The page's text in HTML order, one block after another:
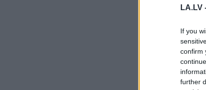
LA.LV
If you
confirm
further